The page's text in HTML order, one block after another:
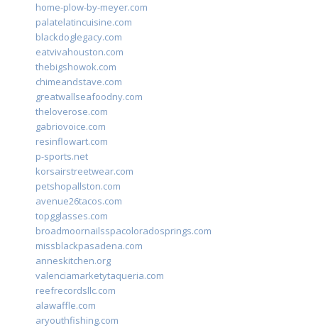
home-plow-by-meyer.com
palatelatincuisine.com
blackdoglegacy.com
eatvivahouston.com
thebigshowok.com
chimeandstave.com
greatwallseafoodny.com
theloverose.com
gabriovoice.com
resinflowart.com
p-sports.net
korsairstreetwear.com
petshopallston.com
avenue26tacos.com
topgglasses.com
broadmoornailsspacoloradosprings.com
missblackpasadena.com
anneskitchen.org
valenciamarketytaqueria.com
reefrecordsllc.com
alawaffle.com
aryouthfishing.com